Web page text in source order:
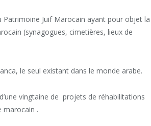
Patrimoine Juif Marocain ayant pour objet la
(synagogues, cimetières, lieux de
le seul existant dans le monde arabe.
vingtaine de projets de réhabilitations
marocain .